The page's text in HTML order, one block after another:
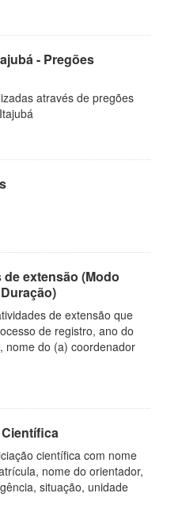
- Pregões
através de pregões
extensão (Modo
de extensão que
de registro, ano do
nome do (a) coordenador
científica com nome
nome do orientador,
situação, unidade